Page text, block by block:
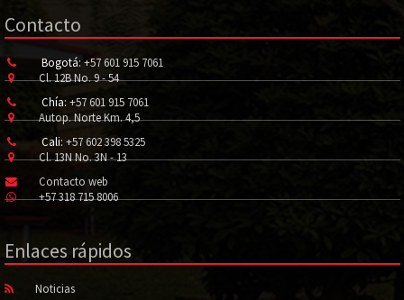
Contacto
Bogotá: +57 601 915 7061
Cl. 12B No. 9 - 54
Chía: +57 601 915 7061
Autop. Norte Km. 4,5
Cali: +57 602 398 5325
Cl. 13N No. 3N - 13
Contacto web
+57 318 715 8006
Enlaces rápidos
Noticias